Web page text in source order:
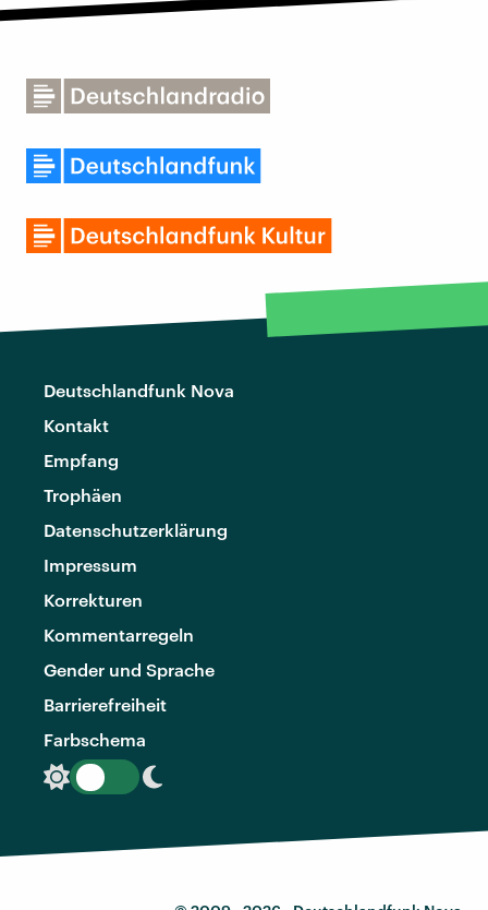
Deutschlandfunk Nova
Kontakt
Empfang
Trophäen
Datenschutzerklärung
Impressum
Korrekturen
Kommentarregeln
Gender und Sprache
Barrierefreiheit
Farbschema